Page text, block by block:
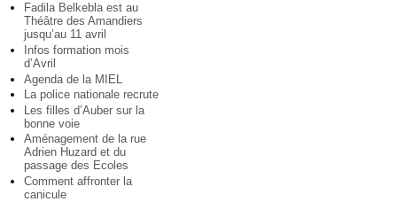
Fadila Belkebla est au
Théâtre des Amandiers
jusqu’au 11 avril
Infos formation mois
d’Avril
Agenda de la MIEL
La police nationale recrute
Les filles d’Auber sur la
bonne voie
Aménagement de la rue
Adrien Huzard et du
passage des Ecoles
Comment affronter la
canicule